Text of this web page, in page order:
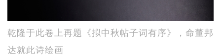
乾隆于此卷上再题《拟中秋帖子词有序》，命董邦
达就此诗绘画